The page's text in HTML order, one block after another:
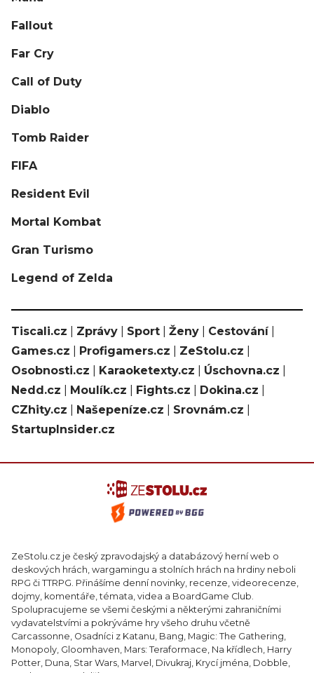
Fallout
Far Cry
Call of Duty
Diablo
Tomb Raider
FIFA
Resident Evil
Mortal Kombat
Gran Turismo
Legend of Zelda
Tiscali.cz Zprávy Sport Ženy Cestování|
Games.cz
Profigamers.cz ZeStolu.cz
Osobnosti.cz
Karaoketexty.cz Úschovna.cz
Nedd.cz
Moulík.cz Fights.cz Dokina.cz
CZhity.cz
Našepeníze.cz Srovnám.cz
StartupInsider.cz
ZeStolu.cz je český zpravodajský a databázový herní web o
deskových hrách, wargamingu a stolních hrách na hrdiny neboli
RPG či TTRPG. Přinášíme denní novinky, recenze, videorecenze,
dojmy, komentáře, témata, videa a BoardGame Club.
Spolupracujeme se všemi českými a některými zahraničními
vydavatelstvími a pokrýváme hry všeho druhu včetně
Carcassonne, Osadníci z Katanu, Bang, Magic: The Gathering,
Monopoly, Gloomhaven, Mars: Teraformace, Na křídlech, Harry
Potter, Duna, Star Wars, Marvel, Divukraj, Krycí jména, Dobble,